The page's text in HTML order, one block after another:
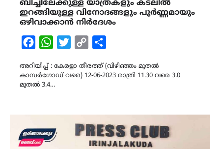
ബീച്ചിലേക്കുള്ള യാത്രകളും കടലിൽ
ഇറങ്ങിയുള്ള വിനോദങ്ങളും പൂർണ്ണമായും
ഒഴിവാക്കാൻ നിർദേശം
FacebookWhatsAppTwitterCopy
അറിയിപ്പ് : കേരളാ തീരത്ത് (വിഴിഞ്ഞം മുതൽ
കാസർഗോഡ് വരെ) 12-06-2023 രാത്രി 11.30 വരെ 3.0
മുതൽ 3.4…